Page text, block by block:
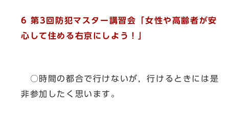
6 第3回防犯マスター講習会「女性や高齢者が安
心して住める右京にしよう！」
○時間の都合で行けないが，行けるときには是
非参加したく思います。